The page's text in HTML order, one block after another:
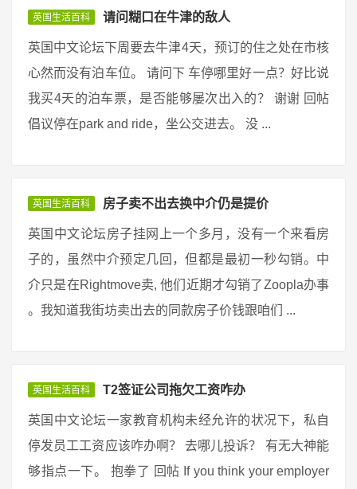
英国生活百科 请问糊口在牛津的敌人
英国中文论坛下周要去牛津4天，预订的住之处在市核
心然而没有泊车位。 请问下 车停哪里好一点？好比说
我买4天的泊车票，是否能够屡次出入的？ 谢谢 回帖
倡议停在park and ride，坐公交进去。 没 ...
英国生活百科 房子卖不出去换中介仍是提价
英国中文论坛房子挂网上一个多月，没有一个来看房
子的，虽然中介预定几回，但都是最初一秒勾销。中
介只是在Rightmove卖, 他们近期才勾销了Zoopla办事
。我知道我街坊卖出去的同款房子价钱跟咱们 ...
英国生活百科 T2签证公司拖欠工资咋办
英国中文论坛一家教育机构未经允许的状况下，私自
停发员工工资应该咋办啊？ 去哪儿投诉？ 有无大神能
够指点一下。 抱拳了 回帖 If you think your employer